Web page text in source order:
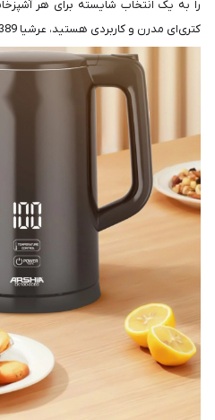
را به یک انتخاب شایسته برای هر
کتری‌ای مدرن و کاربردی هستید، عرشیا EK130-3389 انتخابی ایده‌آل است.